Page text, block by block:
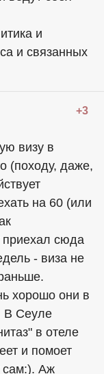
и
и связанных
+3
визу в
(походу, даже,
на 60 (или
приехал сюда
- виза не
хорошо они в
В Сеуле
в отеле
и помоет
сам:). Аж